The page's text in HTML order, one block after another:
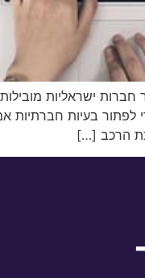
ישראליות
בעיות חברתיות
הרכב […]